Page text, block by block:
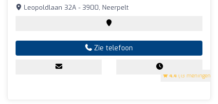
4.4 (13 meningen)
Leopoldlaan 32A - 3900, Neerpelt
Zie telefoon